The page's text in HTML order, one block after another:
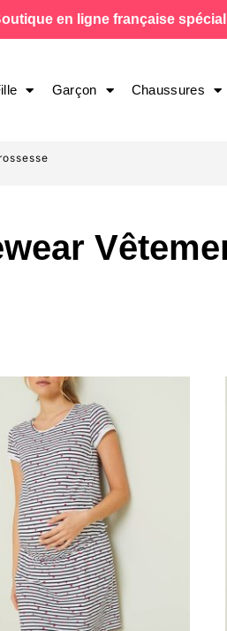
en ligne française
Garçon Chaussures